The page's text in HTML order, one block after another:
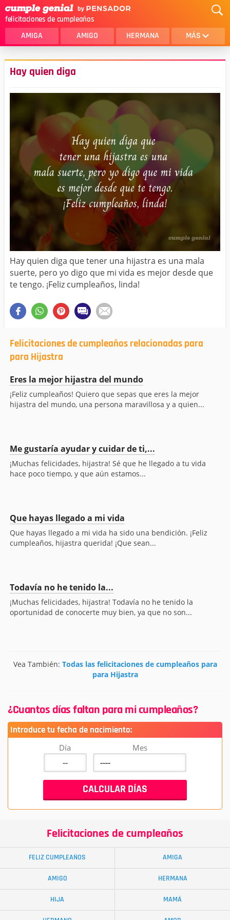
felicitaciones de cumpleaños
AMIGA AMIGO HERMANA MÁS
MAMA
AMOR
HERMANO
HIJO
ESPOSO
PAPA
HOMBRE
TIA
CUÑADA
ALGUIEN ESPECIAL
PRIMO
TODAS LAS CATEGORÍAS
Hay quien diga
Hay quien diga que tener una hijastra es una mala
suerte, pero yo digo que mi vida es mejor desde que
te tengo. ¡Feliz cumpleaños, linda!
Felicitaciones de cumpleaños relacionadas para
para Hijastra
Eres la mejor hijastra del mundo
¡Feliz cumpleaños! Quiero que sepas que eres la mejor
hijastra del mundo, una persona maravillosa y a quien...
Me gustaría ayudar y cuidar de ti,...
¡Muchas felicidades, hijastra! Sé que he llegado a tu vida
hace poco tiempo, y que aún estamos...
Que hayas llegado a mi vida
Que hayas llegado a mi vida ha sido una bendición. ¡Feliz
cumpleaños, hijastra querida! ¡Que sean...
Todavía no he tenido la...
¡Muchas felicidades, hijastra! Todavía no he tenido la
oportunidad de conocerte muy bien, ya que no son...
Vea También: Todas las felicitaciones de cumpleaños para
para Hijastra
¿Cuantos días faltan para mi cumpleaños?
Introduce tu fecha de nacimiento:
Día Mes
Felicitaciones de cumpleaños
FELIZ CUMPLEAÑOS AMIGA
AMIGO HERMANA
HIJA MAMÁ